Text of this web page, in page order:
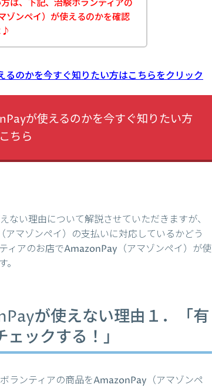
は、下記、治験ボランティアの
ゾンペイ）が使えるのかを確認
♪
のかを今すぐ知りたい方はこちらをクリック
が使えるのかを今すぐ知りたい方
ちら
い理由について解説させていただきますが、
マゾンペイ）の支払いに対応しているかどう
ィアのお店でAmazonPay（アマゾンペイ）が使
が使えない理由１．「有
ックする！」
ランティアの商品をAmazonPay（アマゾンペ